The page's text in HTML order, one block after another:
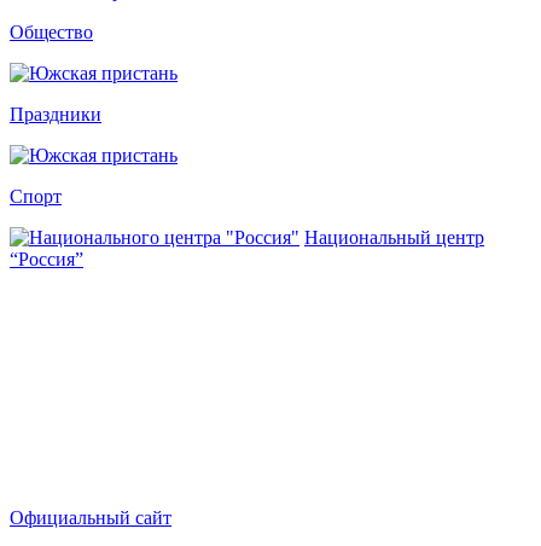
Общество
Праздники
Спорт
Национальный центр
“Россия”
Официальный сайт